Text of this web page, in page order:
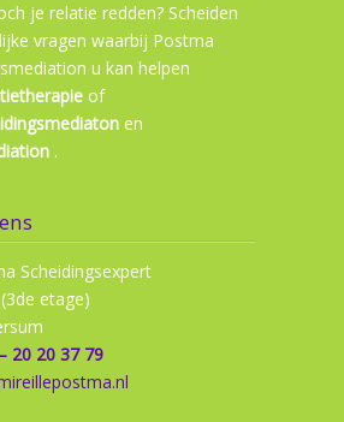
je relatie redden? Scheiden
vragen waarbij Postma
u kan helpen
of
en
.
Scheidingsexpert
etage)
20 20 37 79